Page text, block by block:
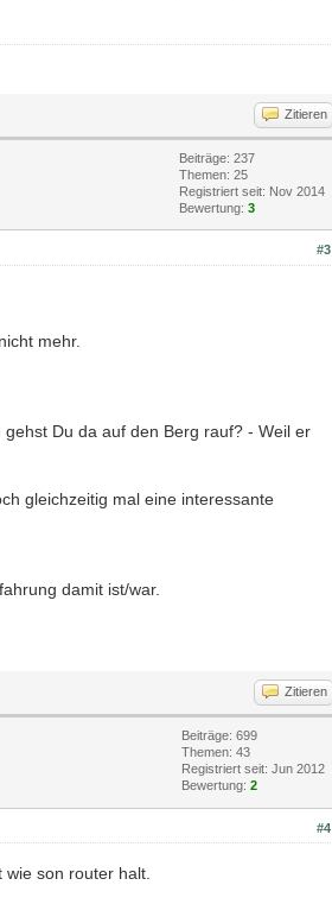
Zitieren
Beiträge: 237
Themen: 25
Registriert seit: Nov 2014
Bewertung:3
#3
mehr.
Du da auf den Berg rauf? - Weil er
gleichzeitig mal eine interessante
damit ist/war.
Zitieren
Beiträge: 699
Themen: 43
Registriert seit: Jun 2012
Bewertung:2
#4
son router halt.